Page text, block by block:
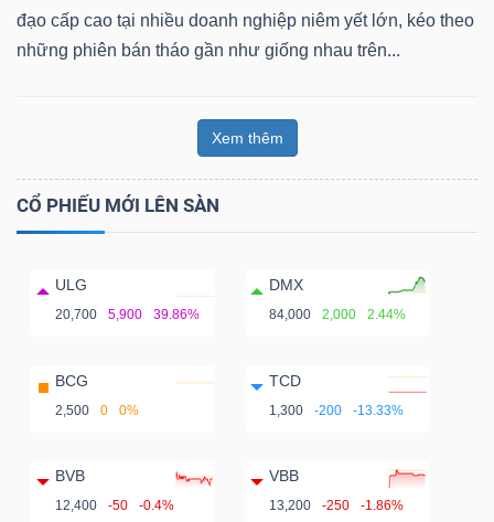
đạo cấp cao tại nhiều doanh nghiệp niêm yết lớn, kéo theo
những phiên bán tháo gần như giống nhau trên...
Xem thêm
CỔ PHIẾU MỚI LÊN SÀN
ULG
20,700 5,900 39.86%
DMX
84,000 2,000 2.44%
BCG
2,500 0 0%
TCD
1,300 -200 -13.33%
BVB
12,400 -50 -0.4%
VBB
13,200 -250 -1.86%